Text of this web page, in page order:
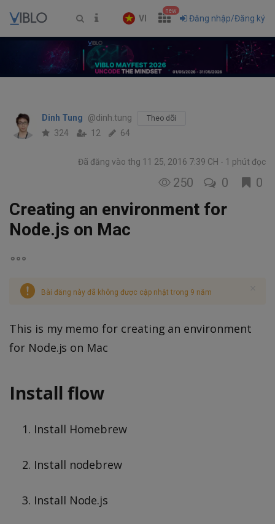
VI
new
Đăng nhập/Đăng ký
Dinh Tung @dinh.tung Theo dõi
324 12 64
Đã đăng vào thg 11 25, 2016 7:39 CH 1 phút đọc
250 0 0
Creating an environment for
Node.js on Mac
Bài đăng này đã không được cập nhật trong 9 năm
This is my memo for creating an environment
for Node.js on Mac
Install flow
Install Homebrew
Install nodebrew
Install Node.js